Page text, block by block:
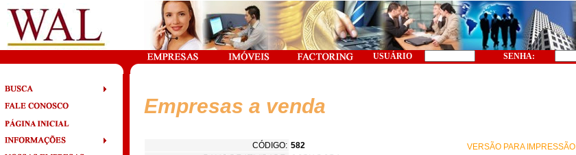
USUÁRIO SENHA:
Empresas a venda
CÓDIGO: 582
VERSÃO PARA IMPRESSÃO